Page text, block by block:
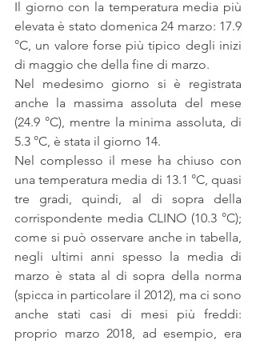
Il giorno con la temperatura media più
elevata è stato domenica 24 marzo: 17.9
°C, un valore forse più tipico degli inizi
di maggio che della fine di marzo.
Nel medesimo giorno si è registrata
anche la massima assoluta del mese
(24.9 °C), mentre la minima assoluta, di
5.3 °C, è stata il giorno 14.
Nel complesso il mese ha chiuso con
una temperatura media di 13.1 °C, quasi
tre gradi, quindi, al di sopra della
corrispondente media CLINO (10.3 °C);
come si può osservare anche in tabella,
negli ultimi anni spesso la media di
marzo è stata al di sopra della norma
(spicca in particolare il 2012), ma ci sono
anche stati casi di mesi più freddi:
proprio marzo 2018, ad esempio, era